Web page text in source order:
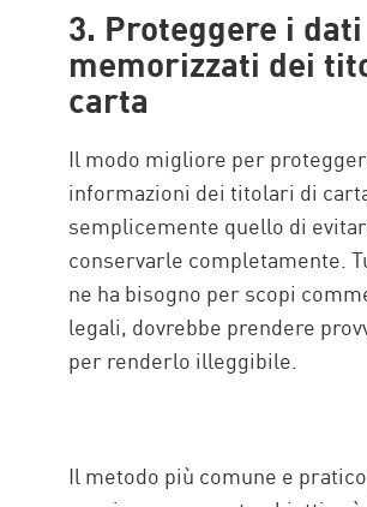
3. Proteggere i dati
memorizzati dei
carta
Il modo migliore per
informazioni dei titolari di
semplicemente quello di
conservarle completamente.
ne ha bisogno per scopi
legali, dovrebbe prendere
per renderlo illeggibile.
Il metodo più comune e